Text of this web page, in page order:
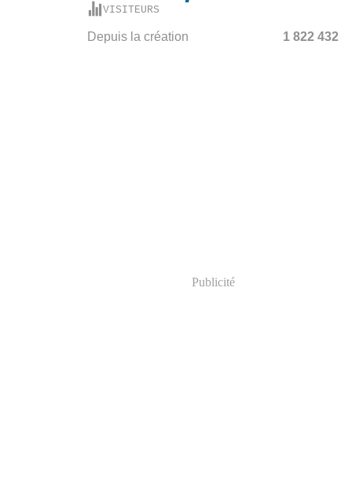
VISITEURS
Depuis la création 1 822 432
Publicité